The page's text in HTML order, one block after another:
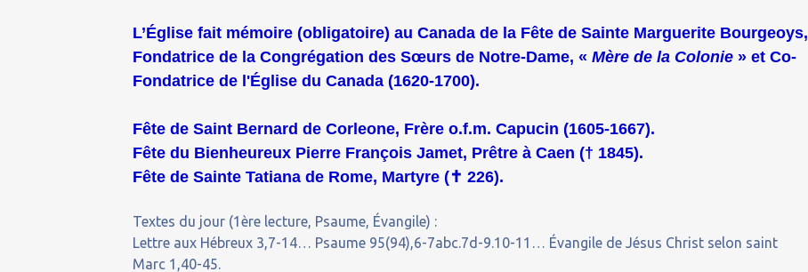
L’Église fait mémoire (obligatoire) au Canada de la Fête de Sainte Marguerite Bourgeoys,
Fondatrice de la Congrégation des Sœurs de Notre-Dame, «Mère de la Colonie » et Co-
Fondatrice de l'Église du Canada (1620-1700).
Fête de Saint Bernard de Corleone, Frère o.f.m. Capucin (1605-1667).
Fête du Bienheureux Pierre François Jamet, Prêtre à Caen († 1845).
Fête de Sainte Tatiana de Rome, Martyre (✝ 226).
Textes du jour (1ère lecture, Psaume, Évangile) :
Lettre aux Hébreux 3,7-14… Psaume 95(94),6-7abc.7d-9.10-11… Évangile de Jésus Christ selon saint
Marc 1,40-45.